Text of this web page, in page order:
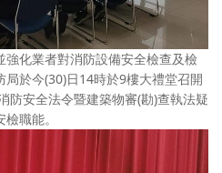
化業者對消防設備安全檢查及檢
於今(30)日14時於9樓大禮堂召開
防安全法令暨建築物審(勘)查執法疑
職能。